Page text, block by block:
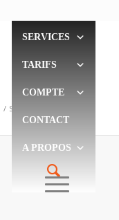
SERVICES
TARIFS
COMPTE
CONTACT
A PROPOS
/ Société